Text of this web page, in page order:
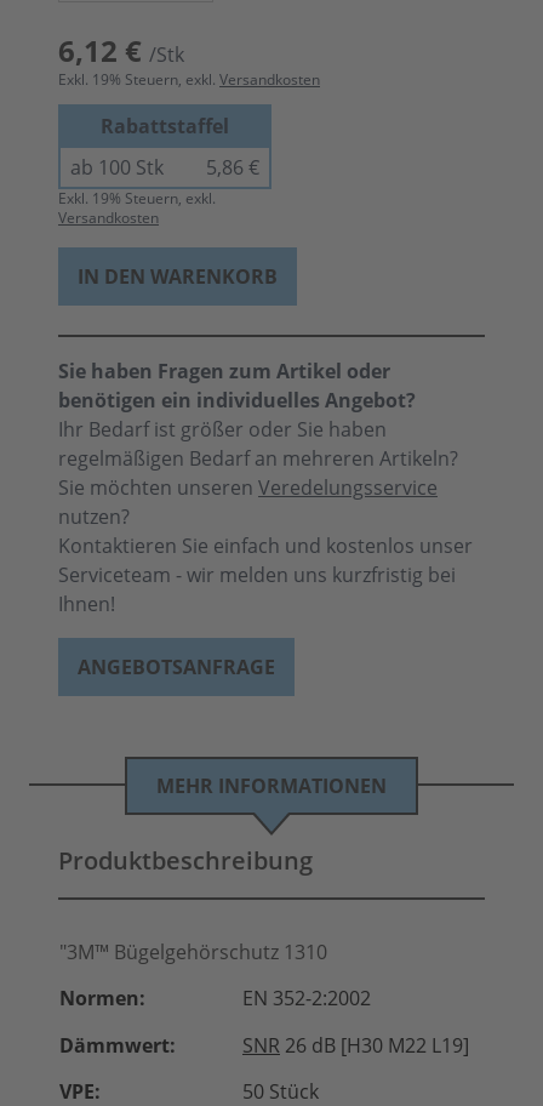
6,12 € /Stk
Exkl. 19% Steuern, exkl. Versandkosten
Rabattstaffel
ab 100 Stk
5,86 €
Exkl. 19% Steuern, exkl.
Versandkosten
IN DEN WARENKORB
Sie haben Fragen zum Artikel oder
benötigen ein individuelles Angebot?
Ihr Bedarf ist größer oder Sie haben
regelmäßigen Bedarf an mehreren Artikeln?
Sie möchten unseren Veredelungsservice
nutzen?
Kontaktieren Sie einfach und kostenlos unser
Serviceteam - wir melden uns kurzfristig bei
Ihnen!
ANGEBOTSANFRAGE
MEHR INFORMATIONEN
Produktbeschreibung
"3M™ Bügelgehörschutz 1310
Normen:
EN 352-2:2002
Dämmwert:
SNR 26 dB [H30 M22 L19]
VPE:
50 Stück